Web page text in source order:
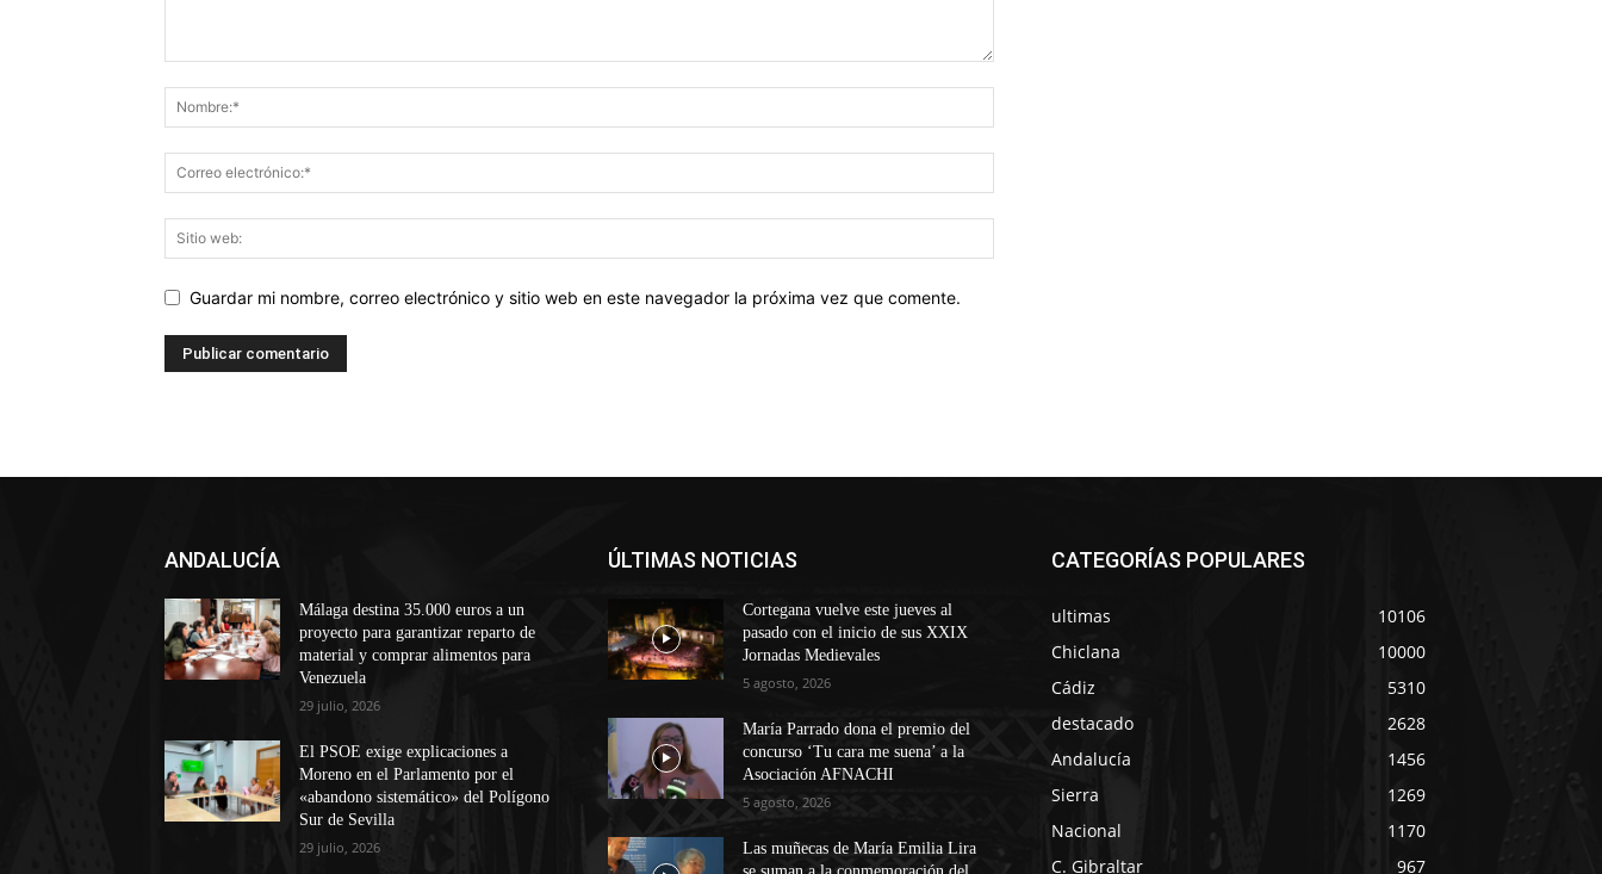
Guardar mi nombre, correo electrónico y sitio web en este navegador la próxima vez que comente.
ANDALUCÍA
Málaga destina 35.000 euros a un
proyecto para garantizar reparto de
material y comprar alimentos para
Venezuela
29 julio, 2026
El PSOE exige explicaciones a
Moreno en el Parlamento por el
«abandono sistemático» del Polígono
Sur de Sevilla
29 julio, 2026
ÚLTIMAS NOTICIAS
Cortegana vuelve este jueves al
pasado con el inicio de sus XXIX
Jornadas Medievales
5 agosto, 2026
María Parrado dona el premio del
concurso ‘Tu cara me suena’ a la
Asociación AFNACHI
5 agosto, 2026
Las muñecas de María Emilia Lira
CATEGORÍAS POPULARES
ultimas
10106
Chiclana
10000
Cádiz
5310
destacado
2628
Andalucía
1456
Sierra
1269
Nacional
1170
C. Gibraltar
967